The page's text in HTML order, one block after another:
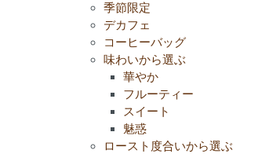
季節限定
デカフェ
コーヒーバッグ
味わいから選ぶ
華やか
フルーティー
スイート
魅惑
ロースト度合いから選ぶ